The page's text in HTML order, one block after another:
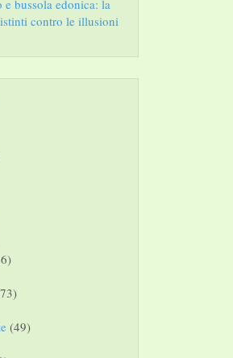
bussola edonica: la
contro le illusioni
(49)